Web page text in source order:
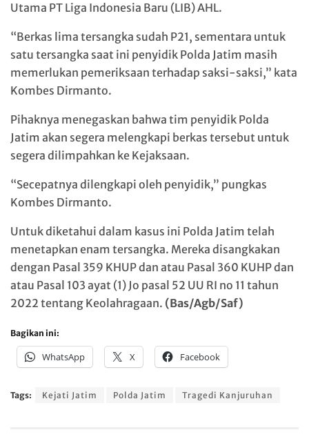
Utama PT Liga Indonesia Baru (LIB) AHL.
“Berkas lima tersangka sudah P21, sementara untuk
satu tersangka saat ini penyidik Polda Jatim masih
memerlukan pemeriksaan terhadap saksi-saksi,” kata
Kombes Dirmanto.
Pihaknya menegaskan bahwa tim penyidik Polda
Jatim akan segera melengkapi berkas tersebut untuk
segera dilimpahkan ke Kejaksaan.
“Secepatnya dilengkapi oleh penyidik,” pungkas
Kombes Dirmanto.
Untuk diketahui dalam kasus ini Polda Jatim telah
menetapkan enam tersangka. Mereka disangkakan
dengan Pasal 359 KHUP dan atau Pasal 360 KUHP dan
atau Pasal 103 ayat (1) Jo pasal 52 UU RI no 11 tahun
2022 tentang Keolahragaan. (Bas/Agb/Saf)
Bagikan ini:
WhatsApp X Facebook
Tags: Kejati Jatim Polda Jatim Tragedi Kanjuruhan